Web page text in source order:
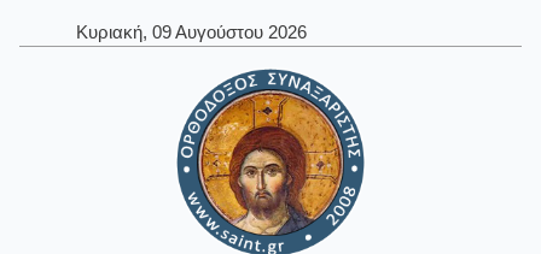
Κυριακή, 09 Αυγούστου 2026